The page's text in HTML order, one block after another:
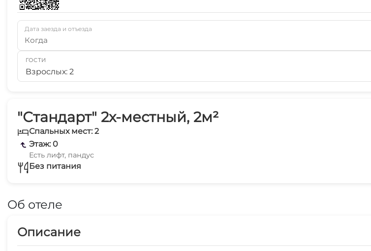
"Стандарт" 2х-местный, 2м²
Спальных мест: 2
Этаж: 0
Есть лифт, пандус
Без питания
Об отеле
Описание
Дата заезда и отъезда
Когда
ГОСТИ
Взрослых: 2